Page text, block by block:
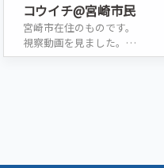
コウイチ@宮崎市民
宮崎市在住のものです。
視察動画を見ました。